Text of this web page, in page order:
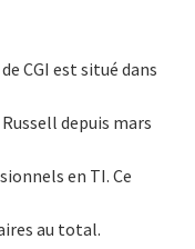
CGI est situé dans
depuis mars
en TI. Ce
au total.